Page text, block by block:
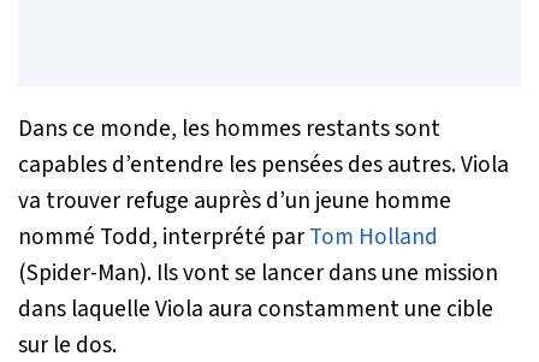
Dans ce monde, les hommes restants sont
capables d’entendre les pensées des autres. Viola
va trouver refuge auprès d’un jeune homme
nommé Todd, interprété parTom Holland
(Spider-Man). Ils vont se lancer dans une mission
dans laquelle Viola aura constamment une cible
sur le dos.